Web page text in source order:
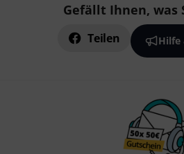
Gefällt Ihnen, was
Teilen Hilfe